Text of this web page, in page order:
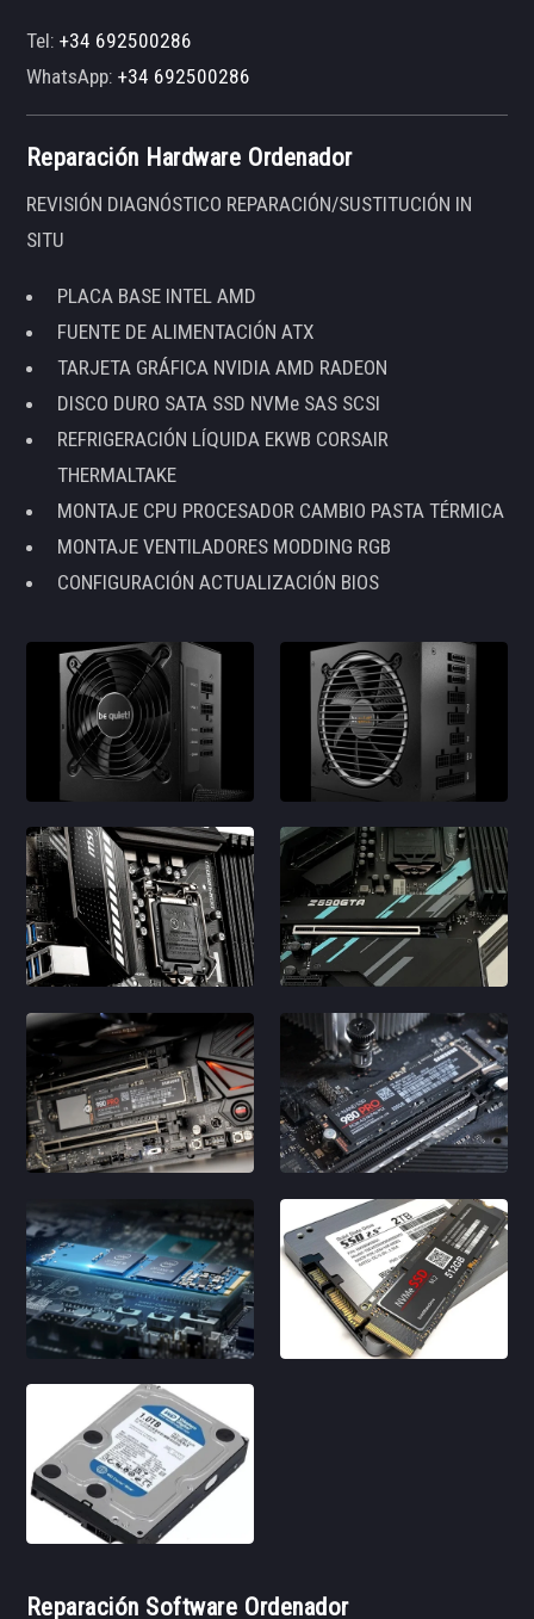
Tel:+34 692500286
WhatsApp:+34 692500286
Reparación Hardware Ordenador
REVISIÓN DIAGNÓSTICO REPARACIÓN/SUSTITUCIÓN IN
SITU
PLACA BASE INTEL AMD
FUENTE DE ALIMENTACIÓN ATX
TARJETA GRÁFICA NVIDIA AMD RADEON
DISCO DURO SATA SSD NVMe SAS SCSI
REFRIGERACIÓN LÍQUIDA EKWB CORSAIR
THERMALTAKE
MONTAJE CPU PROCESADOR CAMBIO PASTA TÉRMICA
MONTAJE VENTILADORES MODDING RGB
CONFIGURACIÓN ACTUALIZACIÓN BIOS
Reparación Software Ordenador